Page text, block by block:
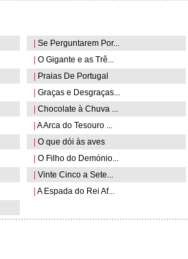
Se Perguntarem Por...
O Gigante e as Trê...
Praias De Portugal
Graças e Desgraças...
Chocolate à Chuva ...
A Arca do Tesouro ...
O que dói às aves
O Filho do Demónio...
Vinte Cinco a Sete...
A Espada do Rei Af...